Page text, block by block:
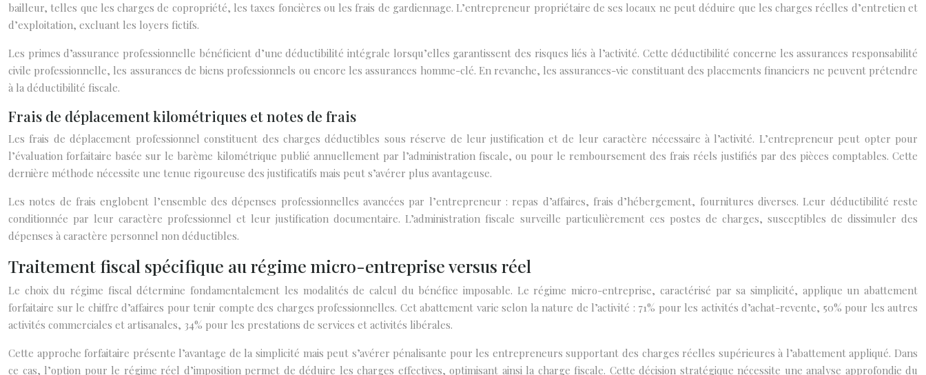
bailleur, telles que les charges de copropriété, les taxes foncières ou les frais de gardiennage. L’entrepreneur propriétaire de ses locaux ne peut déduire que les charges réelles d’entretien et
d’exploitation, excluant les loyers fictifs.
Les primes d’assurance professionnelle bénéficient d’une déductibilité intégrale lorsqu’elles garantissent des risques liés à l’activité. Cette déductibilité concerne les assurances responsabilité
civile professionnelle, les assurances de biens professionnels ou encore les assurances homme-clé. En revanche, les assurances-vie constituant des placements financiers ne peuvent prétendre
à la déductibilité fiscale.
Frais de déplacement kilométriques et notes de frais
Les frais de déplacement professionnel constituent des charges déductibles sous réserve de leur justification et de leur caractère nécessaire à l’activité. L’entrepreneur peut opter pour
l’évaluation forfaitaire basée sur le barème kilométrique publié annuellement par l’administration fiscale, ou pour le remboursement des frais réels justifiés par des pièces comptables. Cette
dernière méthode nécessite une tenue rigoureuse des justificatifs mais peut s’avérer plus avantageuse.
Les notes de frais englobent l’ensemble des dépenses professionnelles avancées par l’entrepreneur : repas d’affaires, frais d’hébergement, fournitures diverses. Leur déductibilité reste
conditionnée par leur caractère professionnel et leur justification documentaire. L’administration fiscale surveille particulièrement ces postes de charges, susceptibles de dissimuler des
dépenses à caractère personnel non déductibles.
Traitement fiscal spécifique au régime micro-entreprise versus réel
Le choix du régime fiscal détermine fondamentalement les modalités de calcul du bénéfice imposable. Le régime micro-entreprise, caractérisé par sa simplicité, applique un abattement
forfaitaire sur le chiffre d’affaires pour tenir compte des charges professionnelles. Cet abattement varie selon la nature de l’activité : 71% pour les activités d’achat-revente, 50% pour les autres
activités commerciales et artisanales, 34% pour les prestations de services et activités libérales.
Cette approche forfaitaire présente l’avantage de la simplicité mais peut s’avérer pénalisante pour les entrepreneurs supportant des charges réelles supérieures à l’abattement appliqué. Dans
ce cas, l’option pour le régime réel d’imposition permet de déduire les charges effectives, optimisant ainsi la charge fiscale. Cette décision stratégique nécessite une analyse approfondie du